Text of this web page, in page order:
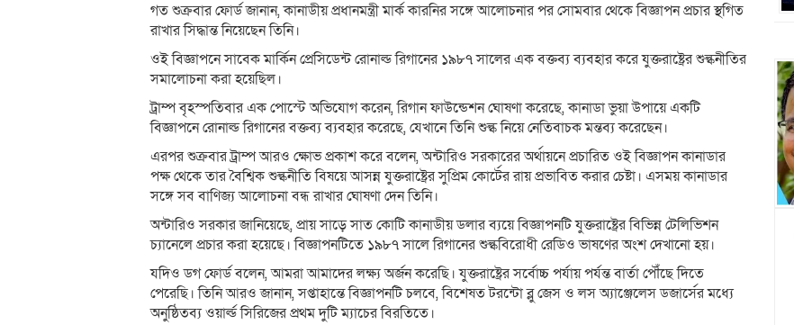
গত শুক্রবার ফোর্ড জানান, কানাডীয় প্রধানমন্ত্রী মার্ক কারনির সঙ্গে আলোচনার পর সোমবার থেকে বিজ্ঞাপন প্রচার স্থগিত
রাখার সিদ্ধান্ত নিয়েছেন তিনি।
ওই বিজ্ঞাপনে সাবেক মার্কিন প্রেসিডেন্ট রোনাল্ড রিগানের ১৯৮৭ সালের এক বক্তব্য ব্যবহার করে যুক্তরাষ্ট্রের শুল্কনীতির
সমালোচনা করা হয়েছিল।
ট্রাম্প বৃহস্পতিবার এক পোস্টে অভিযোগ করেন, রিগান ফাউন্ডেশন ঘোষণা করেছে, কানাডা ভুয়া উপায়ে একটি
বিজ্ঞাপনে রোনাল্ড রিগানের বক্তব্য ব্যবহার করেছে, যেখানে তিনি শুল্ক নিয়ে নেতিবাচক মন্তব্য করেছেন।
এরপর শুক্রবার ট্রাম্প আরও ক্ষোভ প্রকাশ করে বলেন, অন্টারিও সরকারের অর্থায়নে প্রচারিত ওই বিজ্ঞাপন কানাডার
পক্ষ থেকে তার বৈশ্বিক শুল্কনীতি বিষয়ে আসন্ন যুক্তরাষ্ট্রের সুপ্রিম কোর্টের রায় প্রভাবিত করার চেষ্টা। এসময় কানাডার
সঙ্গে সব বাণিজ্য আলোচনা বন্ধ রাখার ঘোষণা দেন তিনি।
অন্টারিও সরকার জানিয়েছে, প্রায় সাড়ে সাত কোটি কানাডীয় ডলার ব্যয়ে বিজ্ঞাপনটি যুক্তরাষ্ট্রের বিভিন্ন টেলিভিশন
চ্যানেলে প্রচার করা হয়েছে। বিজ্ঞাপনটিতে ১৯৮৭ সালে রিগানের শুল্কবিরোধী রেডিও ভাষণের অংশ দেখানো হয়।
যদিও ডগ ফোর্ড বলেন, আমরা আমাদের লক্ষ্য অর্জন করেছি। যুক্তরাষ্ট্রের সর্বোচ্চ পর্যায় পর্যন্ত বার্তা পৌঁছে দিতে
পেরেছি। তিনি আরও জানান, সপ্তাহান্তে বিজ্ঞাপনটি চলবে, বিশেষত টরন্টো ব্লু জেস ও লস অ্যাঞ্জেলেস ডজার্সের মধ্যে
অনুষ্ঠিতব্য ওয়ার্ল্ড সিরিজের প্রথম দুটি ম্যাচের বিরতিতে।